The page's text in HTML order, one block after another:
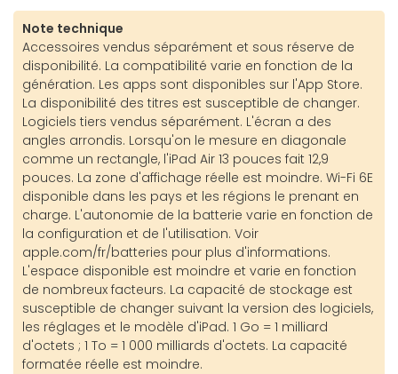
Note technique
Accessoires vendus séparément et sous réserve de
disponibilité. La compatibilité varie en fonction de la
génération. Les apps sont disponibles sur l'App Store.
La disponibilité des titres est susceptible de changer.
Logiciels tiers vendus séparément. L'écran a des
angles arrondis. Lorsqu'on le mesure en diagonale
comme un rectangle, l'iPad Air 13 pouces fait 12,9
pouces. La zone d'affichage réelle est moindre. Wi-Fi 6E
disponible dans les pays et les régions le prenant en
charge. L'autonomie de la batterie varie en fonction de
la configuration et de l'utilisation. Voir
apple.com/fr/batteries pour plus d'informations.
L'espace disponible est moindre et varie en fonction
de nombreux facteurs. La capacité de stockage est
susceptible de changer suivant la version des logiciels,
les réglages et le modèle d'iPad. 1 Go = 1 milliard
d'octets ; 1 To = 1 000 milliards d'octets. La capacité
formatée réelle est moindre.